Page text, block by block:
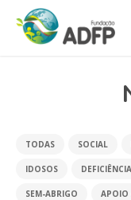
TODAS SOCIAL
IDOSOS DEFICIÊNCIA
SEM-ABRIGO APOIO